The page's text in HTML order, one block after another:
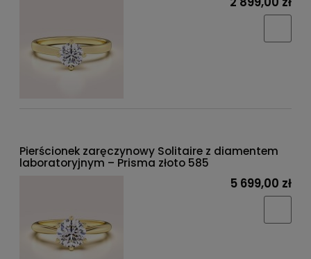
Pierścionek zaręczynowy Solitaire z diamentem
laboratoryjnym – Prisma złoto 585
5 699,00 zł